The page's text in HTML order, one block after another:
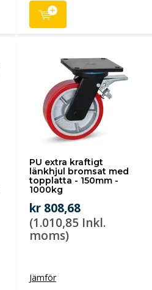
PU extra kraftigt
länkhjul bromsat med
topplatta - 150mm -
1000kg
kr 808,68
(1.010,85 Inkl.
moms)
Jämför